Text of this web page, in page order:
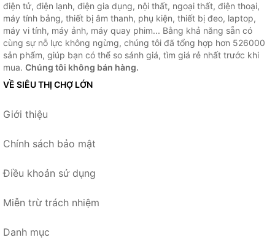
điện tử, điện lạnh, điện gia dụng, nội thất, ngoại thất, điện thoại,
máy tính bảng, thiết bị âm thanh, phụ kiện, thiết bị đeo, laptop,
máy vi tính, máy ảnh, máy quay phim... Bằng khả năng sẵn có
cùng sự nỗ lực không ngừng, chúng tôi đã tổng hợp hơn 526000
sản phẩm, giúp bạn có thể so sánh giá, tìm giá rẻ nhất trước khi
mua. Chúng tôi không bán hàng.
VỀ SIÊU THỊ CHỢ LỚN
Giới thiệu
Chính sách bảo mật
Điều khoản sử dụng
Miễn trừ trách nhiệm
Danh mục